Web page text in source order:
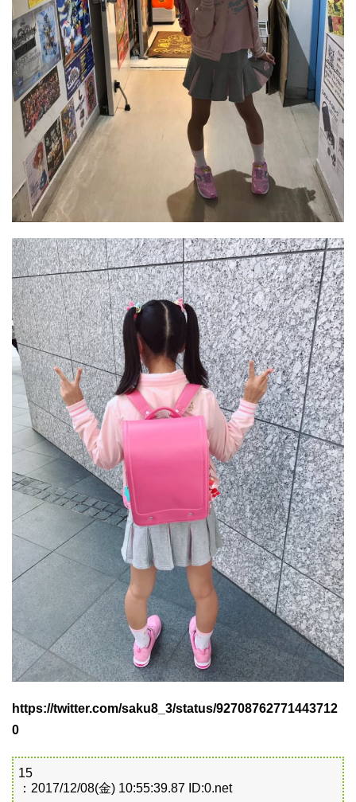
https://twitter.com/saku8_3/status/92708762771443712
0
15
：2017/12/08(金) 10:55:39.87 ID:0.net